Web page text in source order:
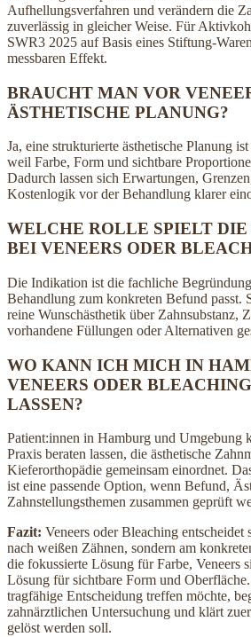
Aufhellungsverfahren und verändern die
zuverlässig in gleicher Weise. Für
SWR3 2025 auf Basis eines Stiftung-
messbaren Effekt.
BRAUCHT MAN VOR
ÄSTHETISCHE PLANUNG?
Ja, eine strukturierte ästhetische Planung
weil Farbe, Form und sichtbare
Dadurch lassen sich Erwartungen,
Kostenlogik vor der Behandlung klarer
WELCHE ROLLE SPIELT
BEI VENEERS ODER
Die Indikation ist die fachliche
Behandlung zum konkreten Befund passt.
reine Wunschästhetik über Zahnsubstanz,
vorhandene Füllungen oder Alternativen
WO KANN ICH MICH IN
VENEERS ODER
LASSEN?
Patient:innen in Hamburg und Umgebung
Praxis beraten lassen, die ästhetische
Kieferorthopädie gemeinsam einordnet.
ist eine passende Option, wenn Befund,
Zahnstellungsthemen zusammen geprüft
Fazit: Veneers oder Bleaching entscheidet
nach weißen Zähnen, sondern am
die fokussierte Lösung für Farbe, Veneers
Lösung für sichtbare Form und
tragfähige Entscheidung treffen möchte,
zahnärztlichen Untersuchung und klärt
gelöst werden soll.